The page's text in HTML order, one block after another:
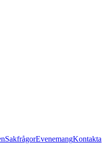
SakfrågorEvenemangKontakta